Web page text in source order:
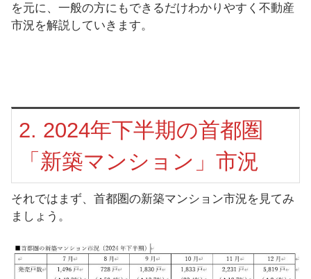
を元に、一般の方にもできるだけわかりやすく不動産
市況を解説していきます。
2. 2024年下半期の首都圏
「新築マンション」市況
それではまず、首都圏の新築マンション市況を見てみ
ましょう。